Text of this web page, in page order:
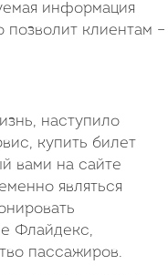
информация
клиентам –
наступило
купить билет
вами на сайте
являться
Флайдекс,
пассажиров.